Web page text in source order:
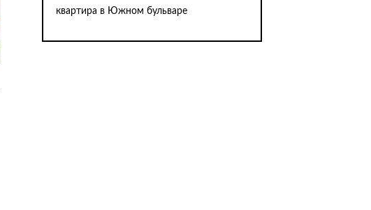
квартира в Южном бульваре